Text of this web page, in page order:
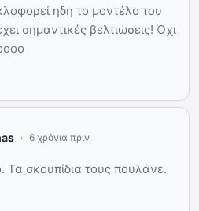
ηδη το μοντέλο του
σημαντικές βελτιώσεις! Όχι
6 χρόνια πριν
Τα σκουπίδια τους πουλάνε.